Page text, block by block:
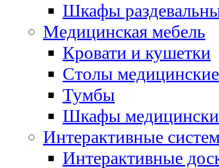
Шкафы
Медицинская мебель
Кровати и кушетки
Столы медицинские
Тумбы
Шкафы
Интерактивные
Интерактивные